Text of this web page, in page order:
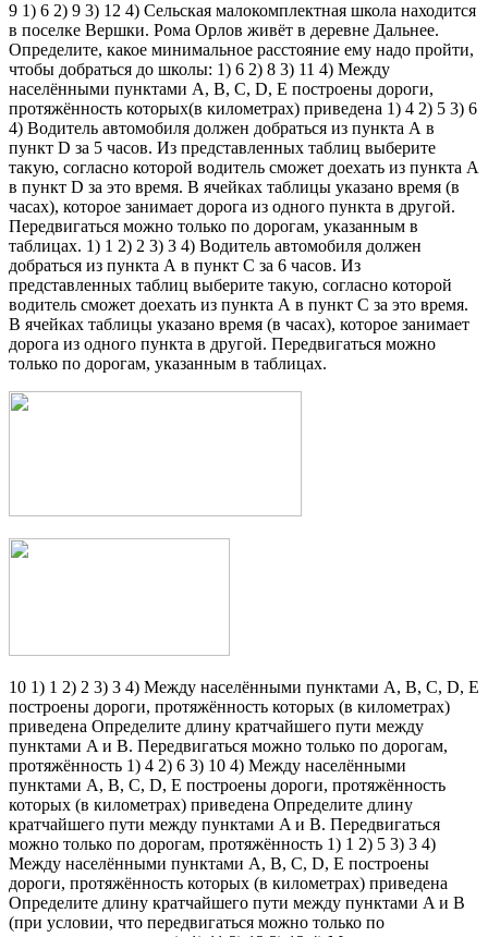
9 1) 6 2) 9 3) 12 4) Сельская малокомплектная школа находится
в поселке Вершки. Рома Орлов живёт в деревне Дальнее.
Определите, какое минимальное расстояние ему надо пройти,
чтобы добраться до школы: 1) 6 2) 8 3) 11 4) Между
населёнными пунктами A, B, C, D, E построены дороги,
протяжённость которых(в километрах) приведена 1) 4 2) 5 3) 6
4) Водитель автомобиля должен добраться из пункта А в
пункт D за 5 часов. Из представленных таблиц выберите
такую, согласно которой водитель сможет доехать из пункта А
в пункт D за это время. В ячейках таблицы указано время (в
часах), которое занимает дорога из одного пункта в другой.
Передвигаться можно только по дорогам, указанным в
таблицах. 1) 1 2) 2 3) 3 4) Водитель автомобиля должен
добраться из пункта А в пункт C за 6 часов. Из
представленных таблиц выберите такую, согласно которой
водитель сможет доехать из пункта А в пункт C за это время.
В ячейках таблицы указано время (в часах), которое занимает
дорога из одного пункта в другой. Передвигаться можно
только по дорогам, указанным в таблицах.
10 1) 1 2) 2 3) 3 4) Между населёнными пунктами A, B, C, D, E
построены дороги, протяжённость которых (в километрах)
приведена Определите длину кратчайшего пути между
пунктами A и B. Передвигаться можно только по дорогам,
протяжённость 1) 4 2) 6 3) 10 4) Между населёнными
пунктами A, B, C, D, E построены дороги, протяжённость
которых (в километрах) приведена Определите длину
кратчайшего пути между пунктами A и B. Передвигаться
можно только по дорогам, протяжённость 1) 1 2) 5 3) 3 4)
Между населёнными пунктами A, B, C, D, E построены
дороги, протяжённость которых (в километрах) приведена
Определите длину кратчайшего пути между пунктами A и B
(при условии, что передвигаться можно только по